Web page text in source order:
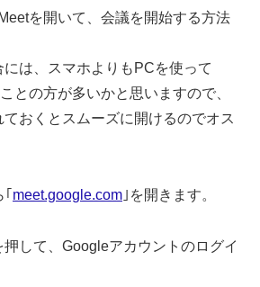
を開いて、会議を開始する方法
は、スマホよりもPCを使って
との方が多いかと思いますので、
おくとスムーズに開けるのでオス
meet.google.com ｣を開きます。
して、Googleアカウントのログイ